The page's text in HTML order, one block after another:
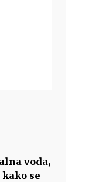
voda,
se